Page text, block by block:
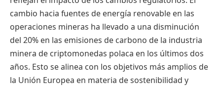
cambio hacia fuentes de energía renovable en las
operaciones mineras ha llevado a una disminución
del 20% en las emisiones de carbono de la industria
minera de criptomonedas polaca en los últimos dos
años. Esto se alinea con los objetivos más amplios de
la Unión Europea en materia de sostenibilidad y